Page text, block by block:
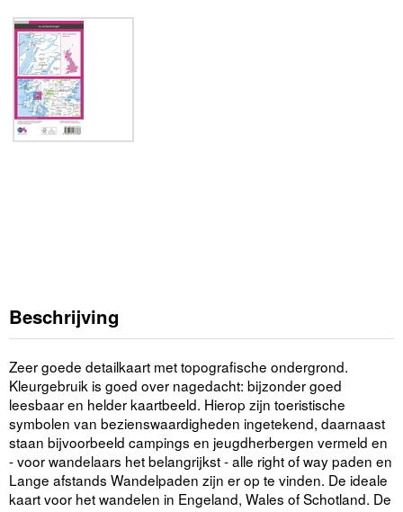
Beschrijving
Zeer goede detailkaart met topografische ondergrond.
Kleurgebruik is goed over nagedacht: bijzonder goed
leesbaar en helder kaartbeeld. Hierop zijn toeristische
symbolen van bezienswaardigheden ingetekend, daarnaast
staan bijvoorbeeld campings en jeugdherbergen vermeld en
- voor wandelaars het belangrijkst - alle right of way paden en
Lange afstands Wandelpaden zijn er op te vinden. De ideale
kaart voor het wandelen in Engeland, Wales of Schotland. De